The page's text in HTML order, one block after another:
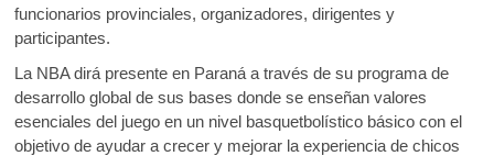
funcionarios provinciales, organizadores, dirigentes y
participantes.
La NBA dirá presente en Paraná a través de su programa de
desarrollo global de sus bases donde se enseñan valores
esenciales del juego en un nivel basquetbolístico básico con el
objetivo de ayudar a crecer y mejorar la experiencia de chicos